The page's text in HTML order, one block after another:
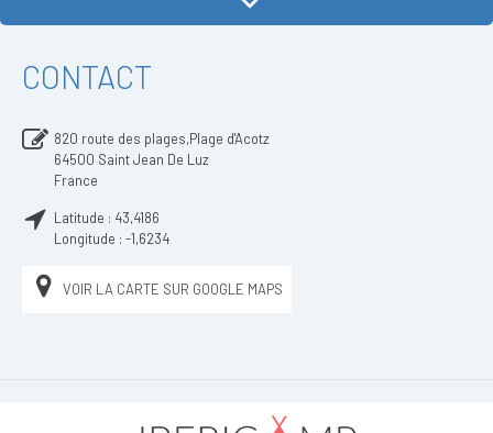
CONTACT
820 route des plages,Plage d'Acotz
64500 Saint Jean De Luz
France
Latitude : 43,4186
Longitude : -1,6234
VOIR LA CARTE SUR GOOGLE MAPS